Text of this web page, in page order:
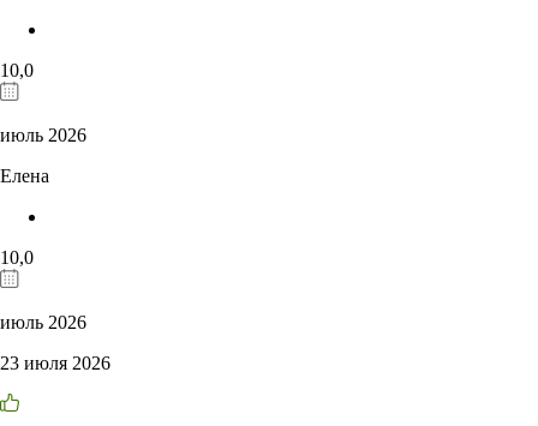
10,0
июль 2026
Елена
10,0
июль 2026
23 июля 2026